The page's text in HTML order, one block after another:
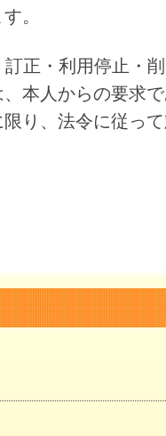
。
正・利用停止・
本人からの要求
り、法令に従っ